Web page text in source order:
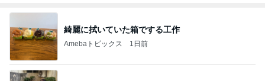
綺麗に拭いていた箱でする工作
Amebaトピックス 1日前